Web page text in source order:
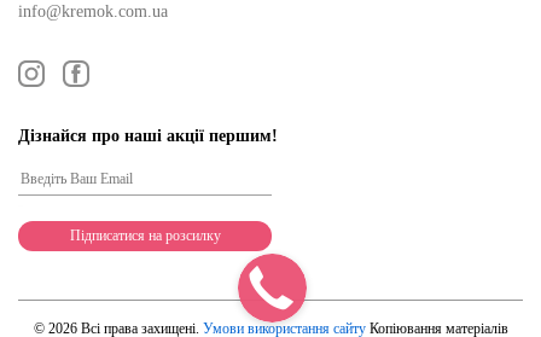
info@kremok.com.ua
Дізнайся про наші акції першим!
© 2026 Всі права захищені. Умови використання сайтуКопіювання матеріалів